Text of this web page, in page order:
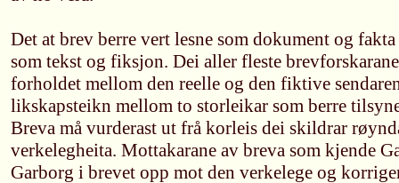
Det at brev berre vert lesne som dokument og
som tekst og fiksjon. Dei aller fleste
forholdet mellom den reelle og den fiktive
likskapsteikn mellom to storleikar som berre
Breva må vurderast ut frå korleis dei skildrar
verkelegheita. Mottakarane av breva som kjende
Garborg i brevet opp mot den verkelege og